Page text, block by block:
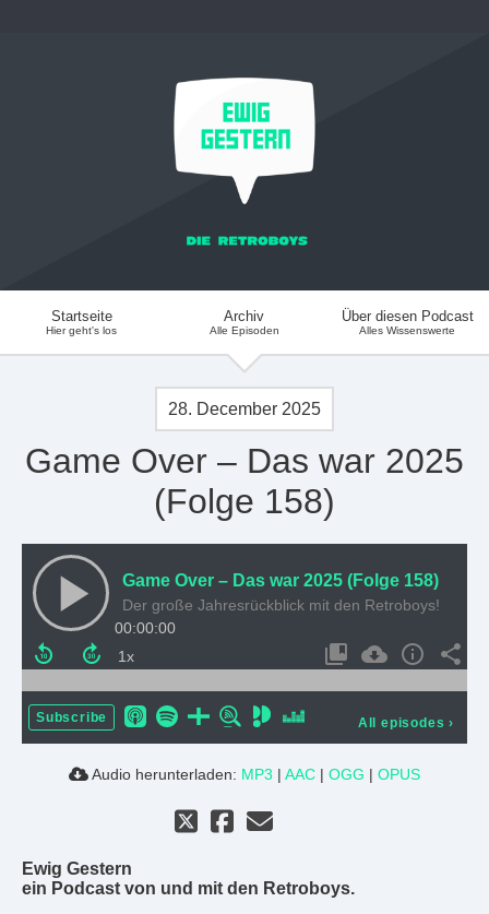
Startseite
Hier geht's los
Archiv
Alle Episoden
Über diesen Podcast
Alles Wissenswerte
28. December 2025
Game Over – Das war 2025
(Folge 158)
Game Over – Das war 2025 (Folge 158)
Der große Jahresrückblick mit den Retroboys!
00:00:00
Subscribe All episodes ›
Audio herunterladen: MP3 | AAC | OGG | OPUS
Ewig Gestern
ein Podcast von und mit den Retroboys.